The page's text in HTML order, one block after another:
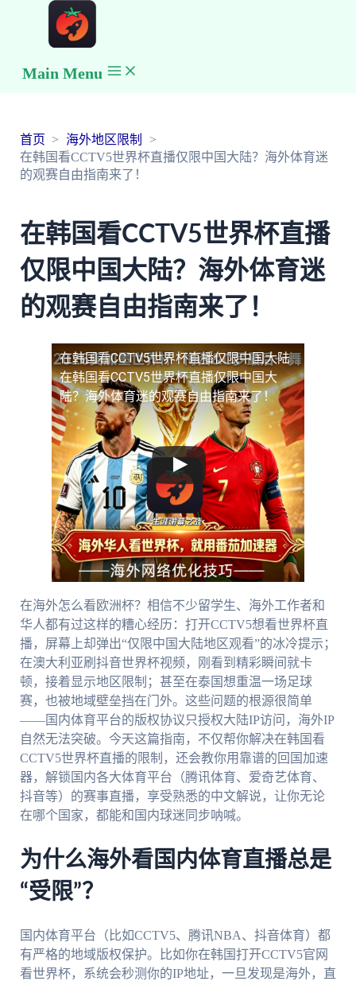
Main Menu
首页
海外地区限制
在韩国看CCTV5世界杯直播仅限中国大陆？海外体育迷
的观赛自由指南来了！
在韩国看CCTV5世界杯直播
仅限中国大陆？海外体育迷
的观赛自由指南来了！
在韩国看CCTV5世界杯直播仅限中国大陆
在韩国看CCTV5世界杯直播仅限中国大
陆？海外体育迷的观赛自由指南来了！
在海外怎么看欧洲杯？相信不少留学生、海外工作者和
华人都有过这样的糟心经历：打开CCTV5想看世界杯直
播，屏幕上却弹出“仅限中国大陆地区观看”的冰冷提示；
在澳大利亚刷抖音世界杯视频，刚看到精彩瞬间就卡
顿，接着显示地区限制；甚至在泰国想重温一场足球
赛，也被地域壁垒挡在门外。这些问题的根源很简单
——国内体育平台的版权协议只授权大陆IP访问，海外IP
自然无法突破。今天这篇指南，不仅帮你解决在韩国看
CCTV5世界杯直播的限制，还会教你用靠谱的回国加速
器，解锁国内各大体育平台（腾讯体育、爱奇艺体育、
抖音等）的赛事直播，享受熟悉的中文解说，让你无论
在哪个国家，都能和国内球迷同步呐喊。
为什么海外看国内体育直播总是
“受限”？
国内体育平台（比如CCTV5、腾讯NBA、抖音体育）都
有严格的地域版权保护。比如你在韩国打开CCTV5官网
看世界杯，系统会秒测你的IP地址，一旦发现是海外，直